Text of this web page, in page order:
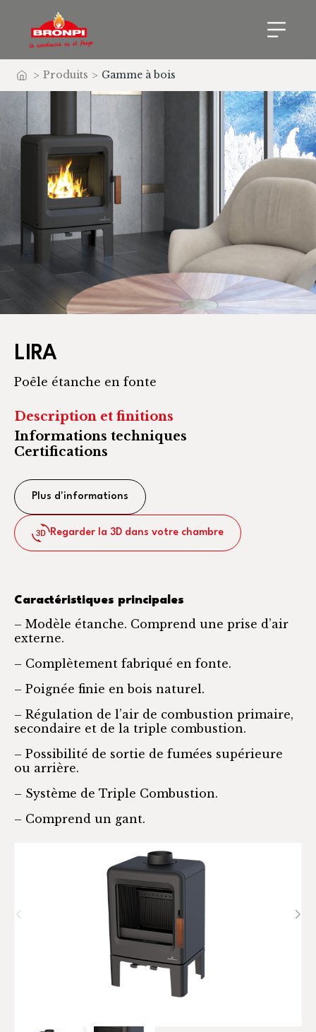
Accueil
> Produits > Gamme à bois
LIRA
Poêle étanche en fonte
Description et finitions
Informations techniques
Certifications
Plus d'informations
Regarder la 3D dans votre chambre
Caractéristiques principales
– Modèle étanche. Comprend une prise d’air
externe.
– Complètement fabriqué en fonte.
– Poignée finie en bois naturel.
– Régulation de l’air de combustion primaire,
secondaire et de la triple combustion.
– Possibilité de sortie de fumées supérieure
ou arrière.
– Système de Triple Combustion.
– Comprend un gant.